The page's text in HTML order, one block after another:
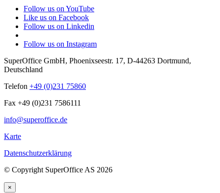
Follow us on YouTube
Like us on Facebook
Follow us on Linkedin
Follow us on Instagram
SuperOffice GmbH, Phoenixseestr. 17, D-44263 Dortmund,
Deutschland
Telefon +49 (0)231 75860
Fax +49 (0)231 7586111
info@superoffice.de
Karte
Datenschutzerklärung
© Copyright SuperOffice AS 2026
×